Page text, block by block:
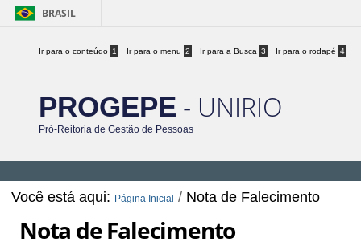
BRASIL
Ir para o conteúdo 1 Ir para o menu 2 Ir para a Busca 3 Ir para o rodapé 4
PROGEPE - UNIRIO
Pró-Reitoria de Gestão de Pessoas
Você está aqui: Página Inicial / Nota de Falecimento
Nota de Falecimento